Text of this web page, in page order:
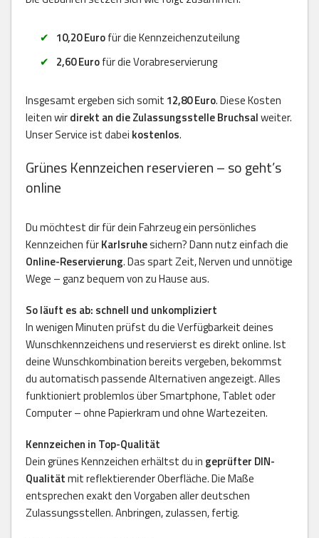
10,20 Eurofür die Kennzeichenzuteilung
2,60 Eurofür die Vorabreservierung
Insgesamt ergeben sich somit 12,80 Euro. Diese Kosten
leiten wirdirekt an die Zulassungsstelle Bruchsalweiter.
Unser Service ist dabei kostenlos.
Grünes Kennzeichen reservieren – so geht’s
online
Du möchtest dir für dein Fahrzeug ein persönliches
Kennzeichen fürKarlsruhesichern? Dann nutz einfach die
Online-Reservierung. Das spart Zeit, Nerven und unnötige
Wege – ganz bequem von zu Hause aus.
So läuft es ab: schnell und unkompliziert
In wenigen Minuten prüfst du die Verfügbarkeit deines
Wunschkennzeichens und reservierst es direkt online. Ist
deine Wunschkombination bereits vergeben, bekommst
du automatisch passende Alternativen angezeigt. Alles
funktioniert problemlos über Smartphone, Tablet oder
Computer – ohne Papierkram und ohne Wartezeiten.
Kennzeichen in Top-Qualität
Dein grünes Kennzeichen erhältst du in geprüfter DIN-
Qualitätmit reflektierender Oberfläche. Die Maße
entsprechen exakt den Vorgaben aller deutschen
Zulassungsstellen. Anbringen, zulassen, fertig.